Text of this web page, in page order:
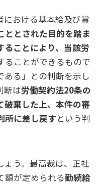
における基本給及び賞
ととされた目的を踏ま
ることにより、当該労
ることができるもので
ある」との判断を示し
断は労働契約法20条の
破棄した上、本件の審
所に差し戻すという判
う。最高裁は、正社
額が定められる勤続給